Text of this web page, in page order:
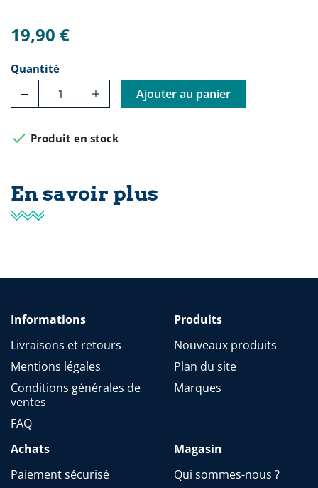
19,90 €
Quantité
Ajouter au panier
 Produit en stock
En savoir plus
Informations
Livraisons et retours
Mentions légales
Conditions générales de
ventes
FAQ
Produits
Nouveaux produits
Plan du site
Marques
Achats
Paiement sécurisé
Magasin
Qui sommes-nous ?